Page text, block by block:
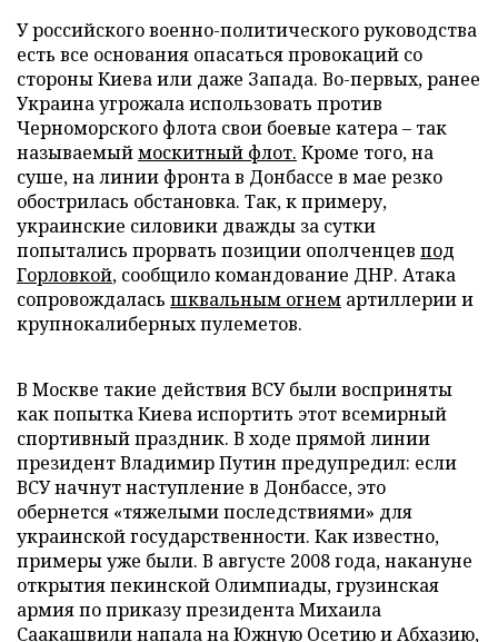
У российского военно-политического руководства
есть все основания опасаться провокаций со
стороны Киева или даже Запада. Во-первых, ранее
Украина угрожала использовать против
Черноморского флота свои боевые катера – так
называемыймоскитный флот. Кроме того, на
суше, на линии фронта в Донбассе в мае резко
обострилась обстановка. Так, к примеру,
украинские силовики дважды за сутки
попытались прорвать позиции ополченцев под
Горловкой, сообщило командование ДНР. Атака
сопровождалась шквальным огнем артиллерии и
крупнокалиберных пулеметов.
В Москве такие действия ВСУ были восприняты
как попытка Киева испортить этот всемирный
спортивный праздник. В ходе прямой линии
президент Владимир Путин предупредил: если
ВСУ начнут наступление в Донбассе, это
обернется «тяжелыми последствиями» для
украинской государственности. Как известно,
примеры уже были. В августе 2008 года, накануне
открытия пекинской Олимпиады, грузинская
армия по приказу президента Михаила
Саакашвили напала на Южную Осетию и Абхазию,